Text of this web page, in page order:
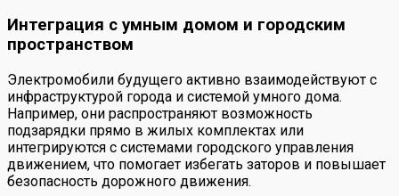
Интеграция с умным домом и городским
пространством
Электромобили будущего активно взаимодействуют с
инфраструктурой города и системой умного дома.
Например, они распространяют возможность
подзарядки прямо в жилых комплектах или
интегрируются с системами городского управления
движением, что помогает избегать заторов и повышает
безопасность дорожного движения.